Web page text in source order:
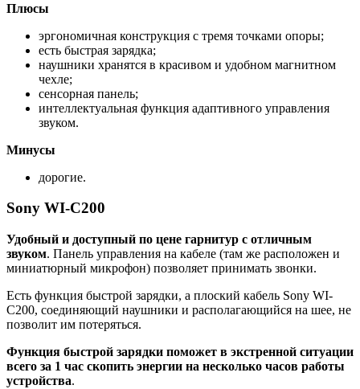
Плюсы
эргономичная конструкция с тремя точками опоры;
есть быстрая зарядка;
наушники хранятся в красивом и удобном магнитном
чехле;
сенсорная панель;
интеллектуальная функция адаптивного управления
звуком.
Минусы
дорогие.
Sony WI-C200
Удобный и доступный по цене гарнитур с отличным
звуком. Панель управления на кабеле (там же расположен и
миниатюрный микрофон) позволяет принимать звонки.
Есть функция быстрой зарядки, а плоский кабель Sony WI-
C200, соединяющий наушники и располагающийся на шее, не
позволит им потеряться.
Функция быстрой зарядки поможет в экстренной ситуации
всего за 1 час скопить энергии на несколько часов работы
устройства.